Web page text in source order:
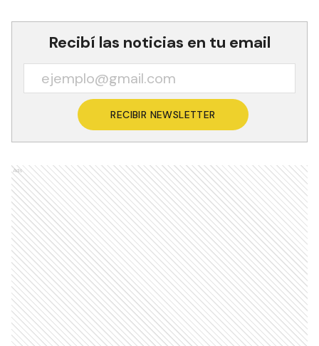
Recibí las noticias en tu email
RECIBIR NEWSLETTER
Ads